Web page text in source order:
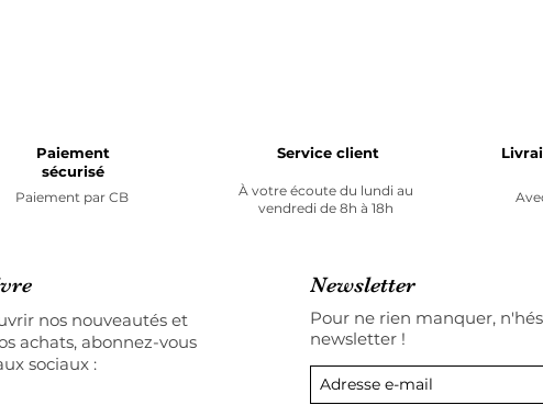
Paiement
sécurisé
Paiement par CB
Service client
À votre écoute du lundi au
vendredi de 8h à 18h
nos nouveautés et
achats, abonnez-vous
sociaux :
Newsletter
Pour ne rien manquer,
newsletter !